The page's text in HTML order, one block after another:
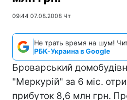
09:44 07.08.2008 Чт
Не трать время на шум!
РБК-Украина в Google
Броварський
"Меркурій" за 6 міс.
прибуток 8,6 млн грн.